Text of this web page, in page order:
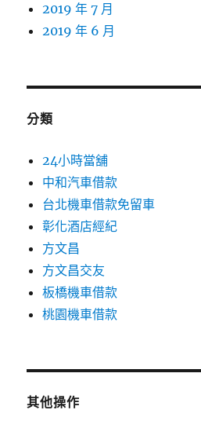
2019 年 7 月
2019 年 6 月
分類
24小時當舖
中和汽車借款
台北機車借款免留車
彰化酒店經紀
方文昌
方文昌交友
板橋機車借款
桃園機車借款
其他操作